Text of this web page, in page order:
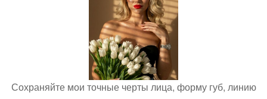
Сохраняйте мои точные черты лица, форму губ, линию